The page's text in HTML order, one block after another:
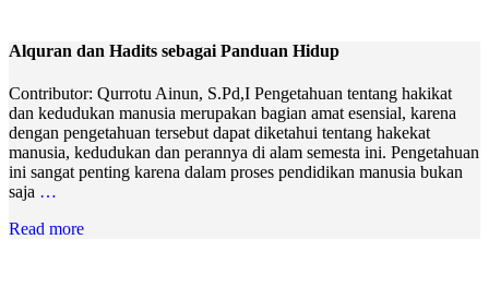
Alquran dan Hadits sebagai Panduan Hidup
Contributor: Qurrotu Ainun, S.Pd,I Pengetahuan tentang hakikat
dan kedudukan manusia merupakan bagian amat esensial, karena
dengan pengetahuan tersebut dapat diketahui tentang hakekat
manusia, kedudukan dan perannya di alam semesta ini. Pengetahuan
ini sangat penting karena dalam proses pendidikan manusia bukan
saja …
Read more